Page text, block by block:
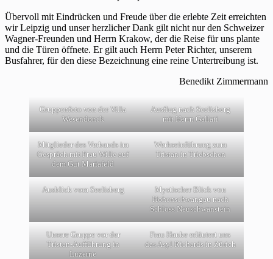
Übervoll mit Eindrücken und Freude über die erlebte Zeit erreichten
wir Leipzig und unser herzlicher Dank gilt nicht nur den Schweizer
Wagner-Freunden und Herrn Krakow, der die Reise für uns plante
und die Türen öffnete. Er gilt auch Herrn Peter Richter, unserem
Busfahrer, für den diese Bezeichnung eine reine Untertreibung ist.
Benedikt Zimmermann
Gruppenfoto von der Villa
Wesendonck
Ausflug nach Seelisberg
mit Herrn Gallati
Mitglieder des Verbands im
Gespräch mit Frau Wille auf
dem Gut Mariafeld
Werkseinführung zum
Tristan in Triebschen
Ausblick vom Seelisberg
Mystischer Blick von
Hohenschwangau nach
Schloss Neuschwanstein
Unsere Gruppe vor der
Tristan-Aufführung in
Luzerne
Frau Hanke erläutert uns
das Asyl Richards in Zürich